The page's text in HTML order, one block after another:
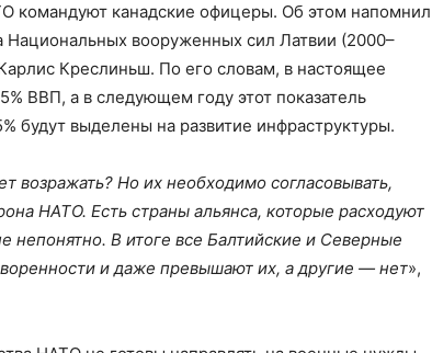
командуют канадские офицеры. Об этом напомнил
вооруженных сил Латвии (2000–
Креслиньш. По его словам, в настоящее
ВВП, а в следующем году этот показатель
будут выделены на развитие инфраструктуры.
возражать? Но их необходимо согласовывать,
НАТО. Есть страны альянса, которые расходуют
непонятно. В итоге все Балтийские и Северные
и даже превышают их, а другие — нет»,